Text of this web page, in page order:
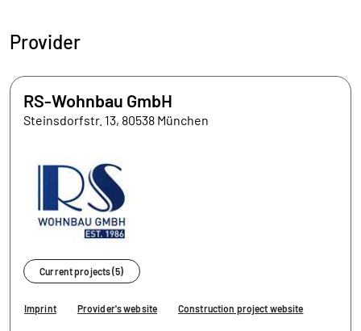
Provider
RS-Wohnbau GmbH
Steinsdorfstr. 13, 80538 München
Current projects (5)
Imprint Provider's website Construction project website